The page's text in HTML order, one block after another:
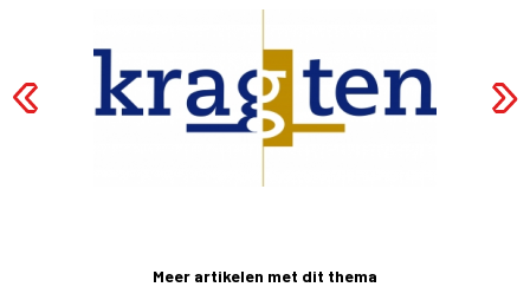
Meer artikelen met dit thema